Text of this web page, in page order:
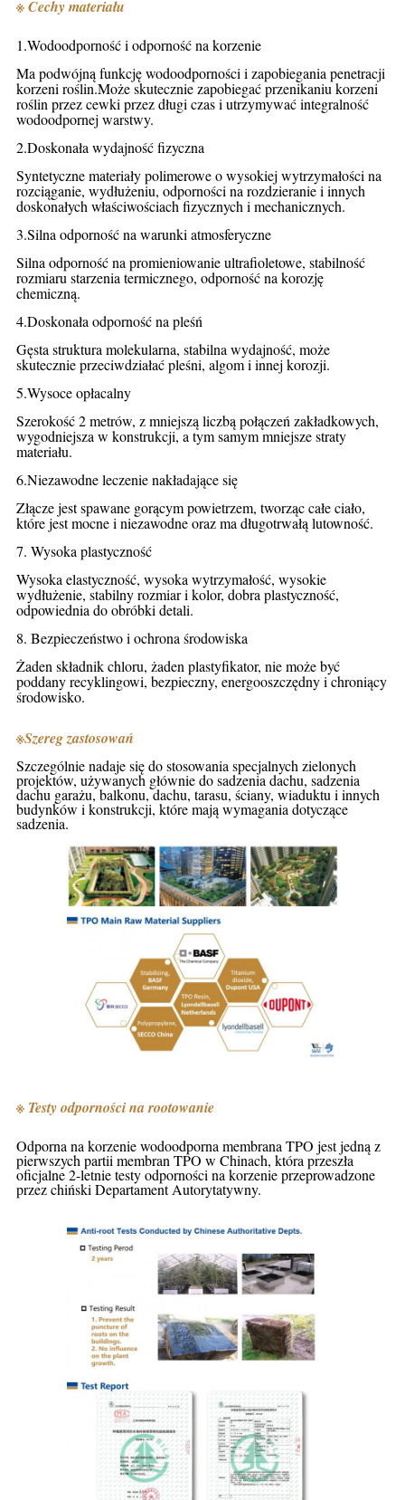
※ Cechy materiału
1.Wodoodporność i odporność na korzenie
Ma podwójną funkcję wodoodporności i zapobiegania penetracji
korzeni roślin.Może skutecznie zapobiegać przenikaniu korzeni
roślin przez cewki przez długi czas i utrzymywać integralność
wodoodpornej warstwy.
2.Doskonała wydajność fizyczna
Syntetyczne materiały polimerowe o wysokiej wytrzymałości na
rozciąganie, wydłużeniu, odporności na rozdzieranie i innych
doskonałych właściwościach fizycznych i mechanicznych.
3.Silna odporność na warunki atmosferyczne
Silna odporność na promieniowanie ultrafioletowe, stabilność
rozmiaru starzenia termicznego, odporność na korozję
chemiczną.
4.Doskonała odporność na pleśń
Gęsta struktura molekularna, stabilna wydajność, może
skutecznie przeciwdziałać pleśni, algom i innej korozji.
5.Wysoce opłacalny
Szerokość 2 metrów, z mniejszą liczbą połączeń zakładkowych,
wygodniejsza w konstrukcji, a tym samym mniejsze straty
materiału.
6.Niezawodne leczenie nakładające się
Złącze jest spawane gorącym powietrzem, tworząc całe ciało,
które jest mocne i niezawodne oraz ma długotrwałą lutowność.
7. Wysoka plastyczność
Wysoka elastyczność, wysoka wytrzymałość, wysokie
wydłużenie, stabilny rozmiar i kolor, dobra plastyczność,
odpowiednia do obróbki detali.
8. Bezpieczeństwo i ochrona środowiska
Żaden składnik chloru, żaden plastyfikator, nie może być
poddany recyklingowi, bezpieczny, energooszczędny i chroniący
środowisko.
※Szereg zastosowań
Szczególnie nadaje się do stosowania specjalnych zielonych
projektów, używanych głównie do sadzenia dachu, sadzenia
dachu garażu, balkonu, dachu, tarasu, ściany, wiaduktu i innych
budynków i konstrukcji, które mają wymagania dotyczące
sadzenia.
※ Testy odporności na rootowanie
Odporna na korzenie wodoodporna membrana TPO jest jedną z
pierwszych partii membran TPO w Chinach, która przeszła
oficjalne 2-letnie testy odporności na korzenie przeprowadzone
przez chiński Departament Autorytatywny.